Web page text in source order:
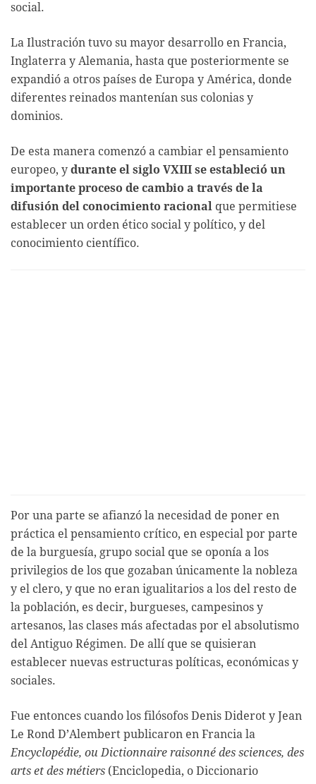
social.
La Ilustración tuvo su mayor desarrollo en Francia,
Inglaterra y Alemania, hasta que posteriormente se
expandió a otros países de Europa y América, donde
diferentes reinados mantenían sus colonias y
dominios.
De esta manera comenzó a cambiar el pensamiento
europeo, y durante el siglo VXIII se estableció un
importante proceso de cambio a través de la
difusión del conocimiento racional que permitiese
establecer un orden ético social y político, y del
conocimiento científico.
Por una parte se afianzó la necesidad de poner en
práctica el pensamiento crítico, en especial por parte
de la burguesía, grupo social que se oponía a los
privilegios de los que gozaban únicamente la nobleza
y el clero, y que no eran igualitarios a los del resto de
la población, es decir, burgueses, campesinos y
artesanos, las clases más afectadas por el absolutismo
del Antiguo Régimen. De allí que se quisieran
establecer nuevas estructuras políticas, económicas y
sociales.
Fue entonces cuando los filósofos Denis Diderot y Jean
Le Rond D’Alembert publicaron en Francia la
Encyclopédie, ou Dictionnaire raisonné des sciences, des
arts et des métiers (Enciclopedia, o Diccionario